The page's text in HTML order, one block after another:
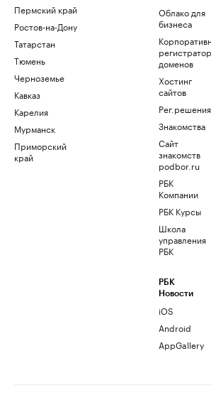
Пермский край
Ростов-на-Дону
Татарстан
Тюмень
Черноземье
Кавказ
Карелия
Мурманск
Приморский
край
Облако для
бизнеса
регистратор
доменов
Хостинг
сайтов
Рег.решения
Знакомства
Сайт
знакомств
podbor.ru
РБК
Компании
РБК Курсы
Школа
управления
РБК
РБК
Новости
iOS
Android
AppGallery